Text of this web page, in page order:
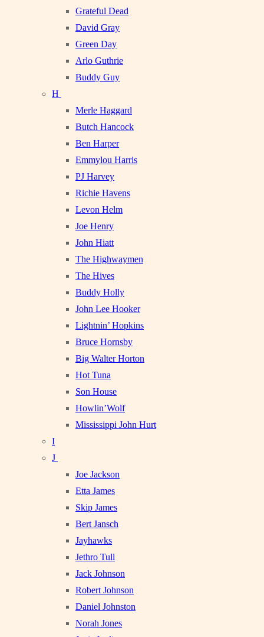
Grateful Dead
David Gray
Green Day
Arlo Guthrie
Buddy Guy
H
Merle Haggard
Butch Hancock
Ben Harper
Emmylou Harris
PJ Harvey
Richie Havens
Levon Helm
Joe Henry
John Hiatt
The Highwaymen
The Hives
Buddy Holly
John Lee Hooker
Lightnin’ Hopkins
Bruce Hornsby
Big Walter Horton
Hot Tuna
Son House
Howlin’Wolf
Mississippi John Hurt
I
J
Joe Jackson
Etta James
Skip James
Bert Jansch
Jayhawks
Jethro Tull
Jack Johnson
Robert Johnson
Daniel Johnston
Norah Jones